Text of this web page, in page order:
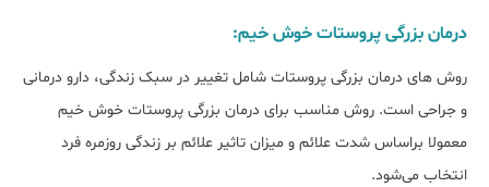
درمان بزرگی پروستات خوش خیم:
روش های درمان بزرگی پروستات شامل تغییر در سبک زندگی، دارو درمانی
و جراحی است. روش مناسب برای درمان بزرگی پروستات خوش خیم
معمولا براساس شدت علائم و میزان تاثیر علائم بر زندگی روزمره فرد
انتخاب می‌شود.